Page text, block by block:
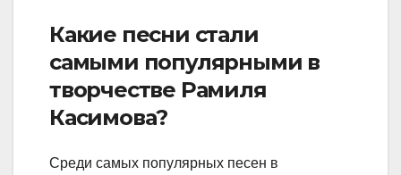
Какие песни стали
самыми популярными в
творчестве Рамиля
Касимова?
Среди самых популярных песен в